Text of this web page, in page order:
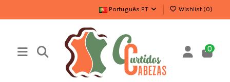
Português PT Wishlist (0)
0